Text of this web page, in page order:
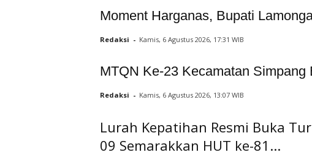
Moment Harganas, Bupati
Redaksi - Kamis, 6 Agustus 2026, 17:31 WIB
MTQN Ke-23 Kecamatan Simpang
Redaksi - Kamis, 6 Agustus 2026, 13:07 WIB
Lurah Kepatihan Resmi Buka
09 Semarakkan HUT ke-81...